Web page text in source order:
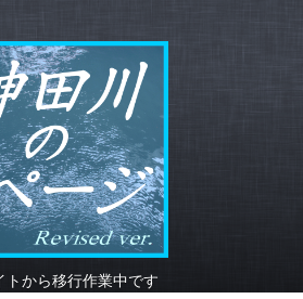
トから移行作業中です